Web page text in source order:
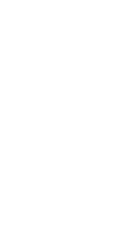
eller
af software.